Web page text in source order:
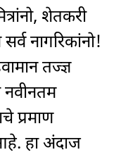
शेतकरी
नागरिकांनो!
तज्ज्ञ
नवीनतम
प्रमाण
हा अंदाज